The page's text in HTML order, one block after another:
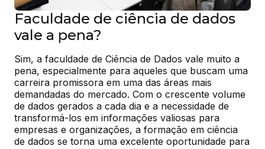
Faculdade de ciência de dados
vale a pena?
Sim, a faculdade de Ciência de Dados vale muito a
pena, especialmente para aqueles que buscam uma
carreira promissora em uma das áreas mais
demandadas do mercado. Com o crescente volume
de dados gerados a cada dia e a necessidade de
transformá-los em informações valiosas para
empresas e organizações, a formação em ciência
de dados se torna uma excelente oportunidade para